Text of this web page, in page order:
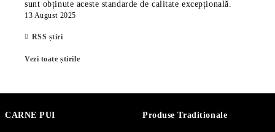
sunt obținute aceste standarde de calitate excepțională.
13 August 2025
RSS știri
Vezi toate știrile
CARNE PUI Produse Traditionale